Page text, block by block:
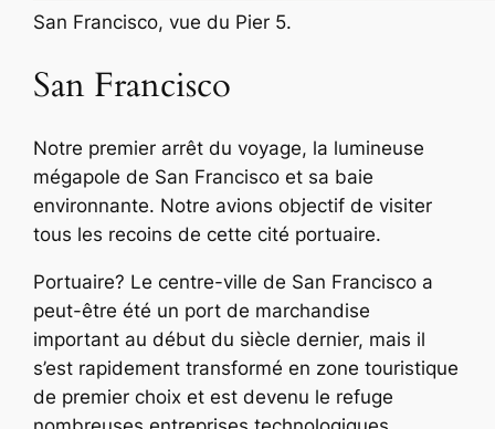
San Francisco, vue du Pier 5.
San Francisco
Notre premier arrêt du voyage, la lumineuse
mégapole de San Francisco et sa baie
environnante. Notre avions objectif de visiter
tous les recoins de cette cité portuaire.
Portuaire? Le centre-ville de San Francisco a
peut-être été un port de marchandise
important au début du siècle dernier, mais il
s’est rapidement transformé en zone touristique
de premier choix et est devenu le refuge